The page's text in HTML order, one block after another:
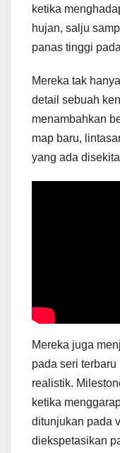
ketika
hujan, salju
panas tinggi
Mereka tak
detail sebuah
menambahkan
map baru,
yang ada
Mereka juga
pada seri
realistik.
ketika
ditunjukan pada
diekspetasikan